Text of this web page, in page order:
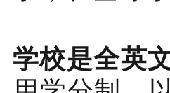
学校是全英